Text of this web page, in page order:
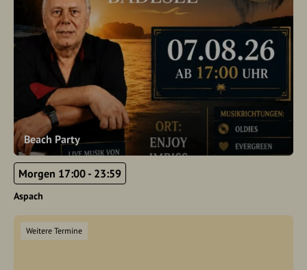
Beach Party
Morgen 17:00 - 23:59
Aspach
Weitere Termine